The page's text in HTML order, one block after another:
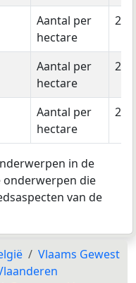
Aantal per
hectare
Aantal per
hectare
Aantal per
hectare
in de
onderwerpen die
van de
Vlaams Gewest